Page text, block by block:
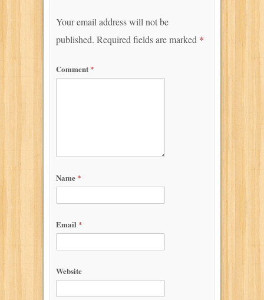
Your email address will not be
published. Required fields are marked *
Comment *
Name *
Email *
Website